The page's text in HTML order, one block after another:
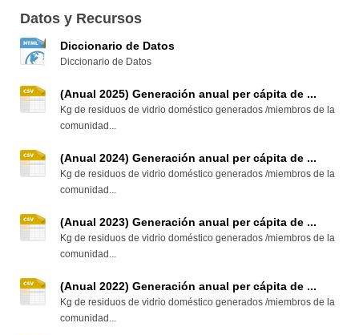
Datos y Recursos
Diccionario de Datos
Diccionario de Datos
(Anual 2025) Generación anual per cápita de ...
Kg de residuos de vidrio doméstico generados /miembros de la
comunidad...
(Anual 2024) Generación anual per cápita de ...
Kg de residuos de vidrio doméstico generados /miembros de la
comunidad...
(Anual 2023) Generación anual per cápita de ...
Kg de residuos de vidrio doméstico generados /miembros de la
comunidad...
(Anual 2022) Generación anual per cápita de ...
Kg de residuos de vidrio doméstico generados /miembros de la
comunidad...